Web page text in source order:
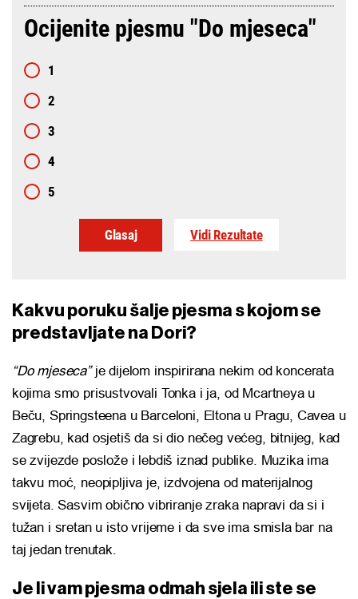
Ocijenite pjesmu "Do mjeseca"
1
2
3
4
5
Vidi Rezultate
Kakvu poruku šalje pjesma s kojom se
predstavljate na Dori?
“Do mjeseca”je dijelom inspirirana nekim od koncerata
kojima smo prisustvovali Tonka i ja, od Mcartneya u
Beču, Springsteena u Barceloni, Eltona u Pragu, Cavea u
Zagrebu, kad osjetiš da si dio nečeg većeg, bitnijeg, kad
se zvijezde poslože i lebdiš iznad publike. Muzika ima
takvu moć, neopipljiva je, izdvojena od materijalnog
svijeta. Sasvim obično vibriranje zraka napravi da si i
tužan i sretan u isto vrijeme i da sve ima smisla bar na
taj jedan trenutak.
Je li vam pjesma odmah sjela ili ste se